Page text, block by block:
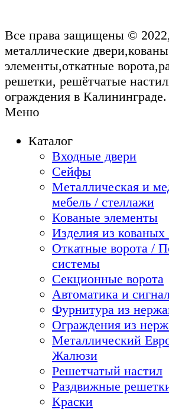
Все права защищены ©
металлические
элементы,откатные
решетки, решётчатые
ограждения в Калининграде.
Меню
Каталог
Входные двери
Сейфы
Металлическая и
мебель / стеллажи
Кованые элементы
Изделия из кованых
Откатные ворота /
системы
Секционные ворота
Автоматика и
Фурнитура из
Ограждения из
Металлический
Жалюзи
Решетчатый настил
Раздвижные
Краски